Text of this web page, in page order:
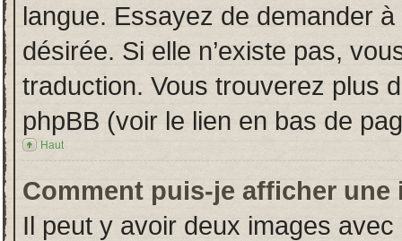
langue. Essayez de demander à
désirée. Si elle n’existe pas,
traduction. Vous trouverez plus
phpBB (voir le lien en bas de
Haut
Comment puis-je afficher une
Il peut y avoir deux images